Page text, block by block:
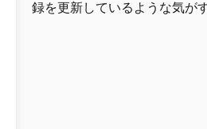
録を更新しているような気が